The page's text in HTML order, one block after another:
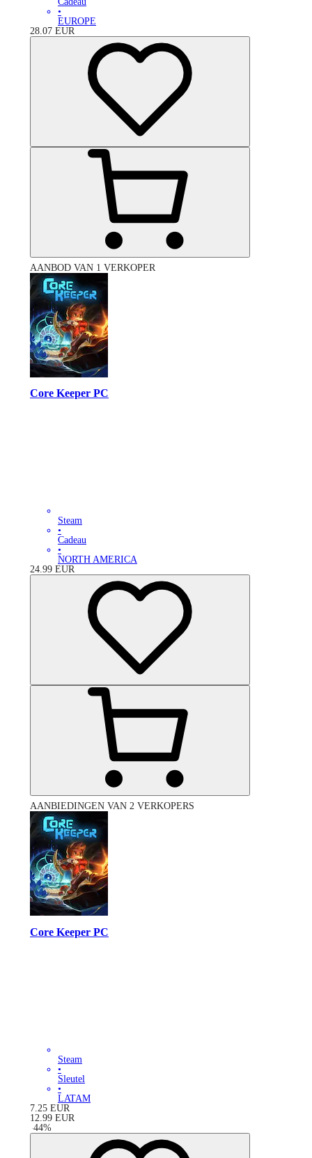
•
EUROPE
28.07 EUR
AANBOD VAN 1 VERKOPER
Core Keeper PC
Steam
•
Cadeau
•
NORTH AMERICA
24.99 EUR
AANBIEDINGEN VAN 2 VERKOPERS
Core Keeper PC
Steam
•
Sleutel
•
LATAM
7.25 EUR
12.99 EUR
-44%